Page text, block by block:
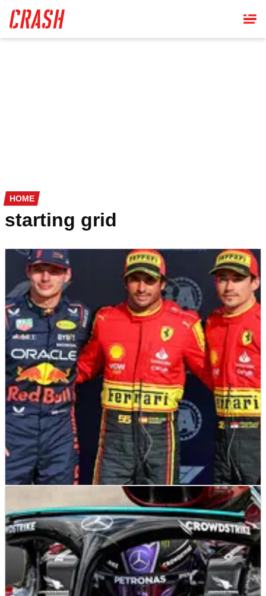
main
content
HOME
starting grid
03/09/23
F1 GP Italia: Starting Grid untuk Balapan
Hari Minggu
Line-up F1 GP Italia hari Minggu, dengan Carlos Sainz
di posisi terdepan untuk balapan kandang
Ferrari.&nbsp;